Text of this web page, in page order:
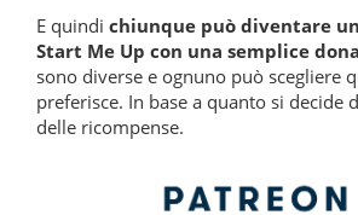
E quindi chiunque può diventare
Start Me Up con una semplice
sono diverse e ognuno può scegliere
preferisce. In base a quanto si decide
delle ricompense.